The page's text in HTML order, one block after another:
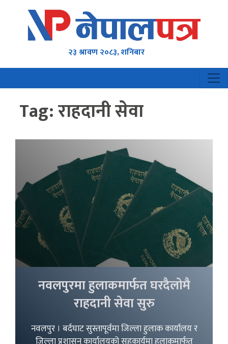
२३ श्रावण २०८३, शनिबार
Tag:राहदानी सेवा
नवलपुरमा हुलाकमार्फत घरदैलोमै
राहदानी सेवा सुरु
नवलपुर । बर्दघाट सुस्तापूर्वमा जिल्ला हुलाक कार्यालय र